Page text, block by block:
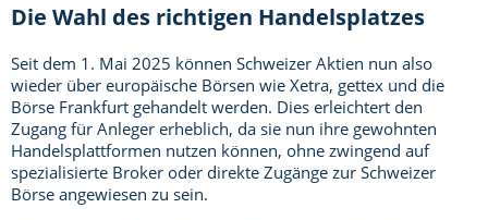
Die Wahl des richtigen Handelsplatzes
Seit dem 1. Mai 2025 können Schweizer Aktien nun also
wieder über europäische Börsen wie Xetra, gettex und die
Börse Frankfurt gehandelt werden. Dies erleichtert den
Zugang für Anleger erheblich, da sie nun ihre gewohnten
Handelsplattformen nutzen können, ohne zwingend auf
spezialisierte Broker oder direkte Zugänge zur Schweizer
Börse angewiesen zu sein.